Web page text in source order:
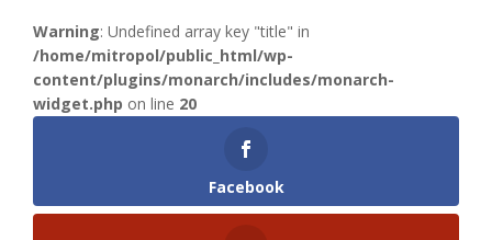
Warning: Undefined array key "title" in
/home/mitropol/public_html/wp-
content/plugins/monarch/includes/monarch-
widget.php on line 20
Facebook